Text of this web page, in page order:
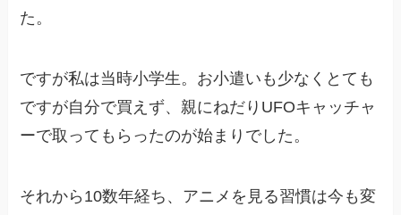
た。
ですが私は当時小学生。お小遣いも少なくとても
ですが自分で買えず、親にねだりUFOキャッチャ
ーで取ってもらったのが始まりでした。
それから10数年経ち、アニメを見る習慣は今も変